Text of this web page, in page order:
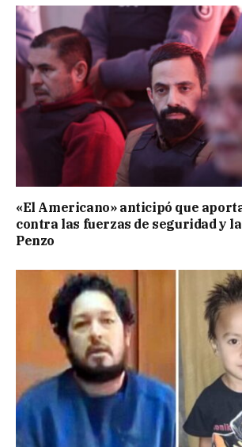
«El Americano» anticipó que
contra las fuerzas de seguridad y
Penzo